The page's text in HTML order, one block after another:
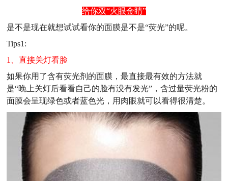
给你双“火眼金睛”
是不是现在就想试试看你的面膜是不是“荧光”的呢。
Tips1:
1、直接关灯看脸
如果你用了含有荧光剂的面膜，最直接最有效的方法就
是“晚上关灯后看看自己的脸有没有发光”，含过量荧光粉的
面膜会呈现绿色或者蓝色光，用肉眼就可以看得很清楚。